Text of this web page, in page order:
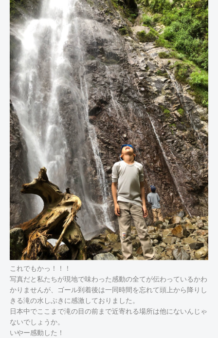
これでもかっ！！！
写真だと私たちが現地で味わった感動の全てが伝わっているかわ
かりませんが、ゴール到着後は一同時間を忘れて頭上から降りし
きる滝の水しぶきに感激しておりました。
日本中でここまで滝の目の前まで近寄れる場所は他にないんじゃ
ないでしょうか。
いやー感動した！